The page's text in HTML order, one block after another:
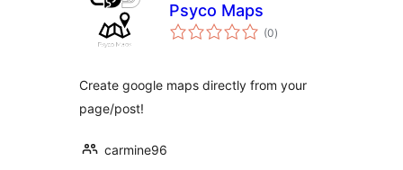
Psyco Maps
(0valoraciones
en
)
Create google maps directly from your
page/post!
carmine96